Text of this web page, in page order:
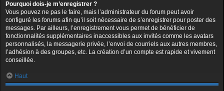
Pourquoi dois-je m’enregistrer ?
Vous pouvez ne pas le faire, mais l’administrateur du forum peut avoir
configuré les forums afin qu’il soit nécessaire de s’enregistrer pour poster des
messages. Par ailleurs, l’enregistrement vous permet de bénéficier de
fonctionnalités supplémentaires inaccessibles aux invités comme les avatars
personnalisés, la messagerie privée, l’envoi de courriels aux autres membres,
l’adhésion à des groupes, etc. La création d’un compte est rapide et vivement
conseillée.
Haut